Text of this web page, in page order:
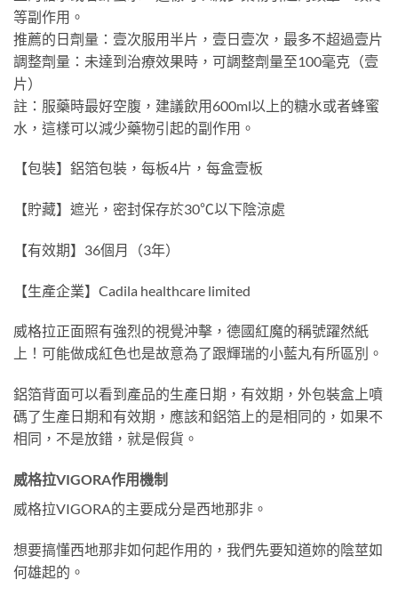
等副作用。
推薦的日劑量：壹次服用半片，壹日壹次，最多不超過壹片
調整劑量：未達到治療效果時，可調整劑量至100毫克（壹
片）
註：服藥時最好空腹，建議飲用600ml以上的糖水或者蜂蜜
水，這樣可以減少藥物引起的副作用。
【包裝】鋁箔包裝，每板4片，每盒壹板
【貯藏】遮光，密封保存於30℃以下陰涼處
【有效期】36個月（3年）
【生產企業】Cadila healthcare limited
威格拉正面照有強烈的視覺沖擊，德國紅魔的稱號躍然紙
上！可能做成紅色也是故意為了跟輝瑞的小藍丸有所區別。
鋁箔背面可以看到產品的生產日期，有效期，外包裝盒上噴
碼了生產日期和有效期，應該和鋁箔上的是相同的，如果不
相同，不是放錯，就是假貨。
威格拉VIGORA作用機制
威格拉VIGORA的主要成分是西地那非。
想要搞懂西地那非如何起作用的，我們先要知道妳的陰莖如
何雄起的。